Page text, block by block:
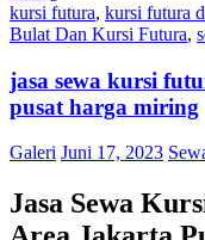
kursi futura, kursi futura
Bulat Dan Kursi Futura,
jasa sewa kursi
pusat harga miring
Galeri Juni 17, 2023
Jasa Sewa